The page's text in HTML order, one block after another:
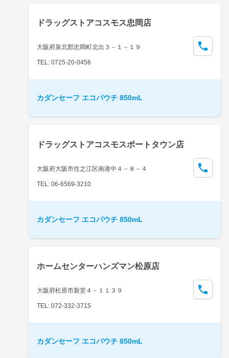
ドラッグストアコスモス忠岡店
大阪府泉北郡忠岡町北出３－１－１９
TEL: 0725-20-0456
カダンセーフ エコパウチ 850mL
ドラッグストアコスモスポートタウン店
大阪府大阪市住之江区南港中４－８－４
TEL: 06-6569-3210
カダンセーフ エコパウチ 850mL
ホームセンターハンズマン松原店
大阪府松原市新堂４－１１３９
TEL: 072-332-3715
カダンセーフ エコパウチ 850mL